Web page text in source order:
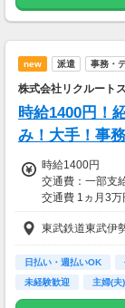
new 派遣 事務・
株式会社リクルート
時給1400円！
み！大手！事務
時給1400円
交通費：一部支
交通費 1ヵ月3
月収例 20万
×4週+残業5h
※月収例を保証
※給与即受取り
東武鉄道東武伊
日払い・週払いOK
未経験歓迎
主婦(夫